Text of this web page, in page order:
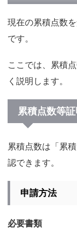
現在の累積点数
です。
ここでは、累積
く説明します。
累積点数等
累積点数は「累
認できます。
申請方法
必要書類